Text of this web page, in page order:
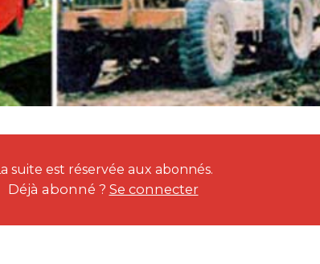
La suite est réservée aux abonnés.
Déjà abonné ? Se connecter